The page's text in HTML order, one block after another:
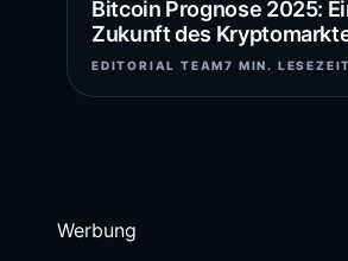
Bitcoin Prognose 2025:
Zukunft des
EDITORIAL TEAM7 MIN. LESEZEIT
Werbung